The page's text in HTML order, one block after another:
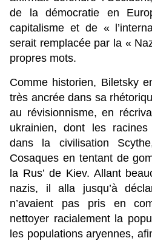
de la démocratie en
capitalisme et de «
serait remplacée par la «
propres mots.
Comme historien, Biletsky
très ancrée dans sa
au révisionnisme, en
ukrainien, dont les
dans la civilisation
Cosaques en tentant de
la Rus’ de Kiev. Allant
nazis, il alla jusqu’à
n’avaient pas pris en
nettoyer racialement la
les populations aryennes,